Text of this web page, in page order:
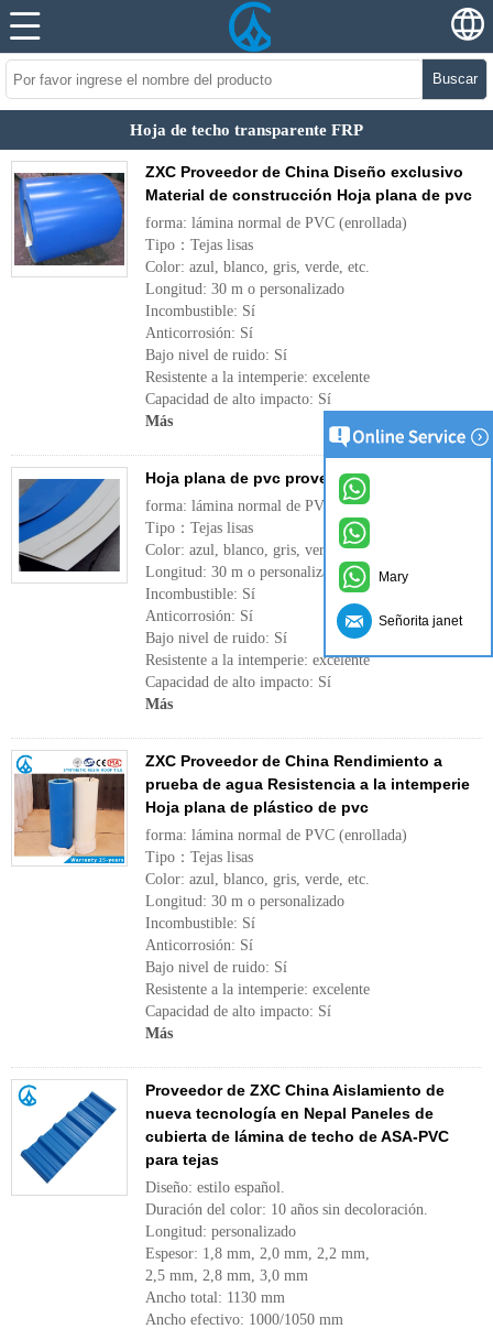
Buscar
Hoja de techo transparente FRP
ZXC Proveedor de China Diseño exclusivo
Material de construcción Hoja plana de pvc
forma: lámina normal de PVC (enrollada)
Tipo：Tejas lisas
Color: azul, blanco, gris, verde, etc.
Longitud: 30 m o personalizado
Incombustible: Sí
Anticorrosión: Sí
Bajo nivel de ruido: Sí
Resistente a la intemperie: excelente
Capacidad de alto impacto: Sí
Más
Hoja plana de pvc proveedor de China
forma: lámina normal de PVC (enrollada)
Tipo：Tejas lisas
Color: azul, blanco, gris, verde, etc.
Longitud: 30 m o personalizado
Incombustible: Sí
Anticorrosión: Sí
Bajo nivel de ruido: Sí
Resistente a la intemperie: excelente
Capacidad de alto impacto: Sí
Más
ZXC Proveedor de China Rendimiento a
prueba de agua Resistencia a la intemperie
Hoja plana de plástico de pvc
forma: lámina normal de PVC (enrollada)
Tipo：Tejas lisas
Color: azul, blanco, gris, verde, etc.
Longitud: 30 m o personalizado
Incombustible: Sí
Anticorrosión: Sí
Bajo nivel de ruido: Sí
Resistente a la intemperie: excelente
Capacidad de alto impacto: Sí
Más
Proveedor de ZXC China Aislamiento de
nueva tecnología en Nepal Paneles de
cubierta de lámina de techo de ASA-PVC
para tejas
Diseño: estilo español.
Duración del color: 10 años sin decoloración.
Longitud: personalizado
Espesor: 1,8 mm, 2,0 mm, 2,2 mm,
2,5 mm, 2,8 mm, 3,0 mm
Ancho total: 1130 mm
Ancho efectivo: 1000/1050 mm
Mary
Señorita janet